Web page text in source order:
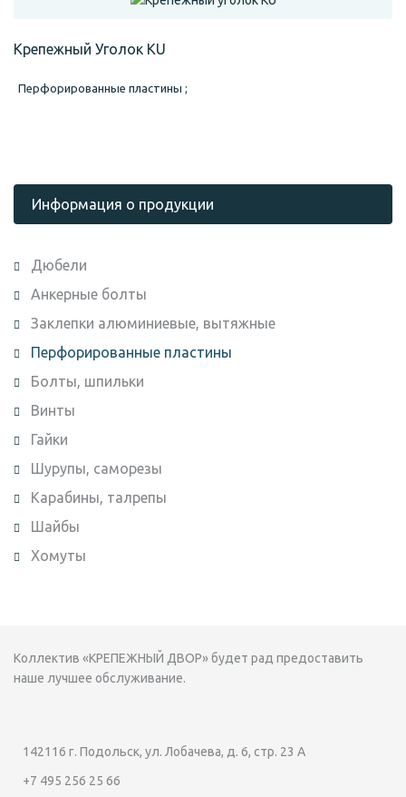
Крепежный Уголок KU
Перфорированные пластины ;
Информация о продукции
Дюбели
Анкерные болты
Заклепки алюминиевые, вытяжные
Перфорированные пластины
Болты, шпильки
Винты
Гайки
Шурупы, саморезы
Карабины, талрепы
Шайбы
Хомуты
Коллектив «КРЕПЕЖНЫЙ ДВОР» будет рад предоставить
наше лучшее обслуживание.
142116 г. Подольск, ул. Лобачева, д. 6, стр. 23 А
+7 495 256 25 66